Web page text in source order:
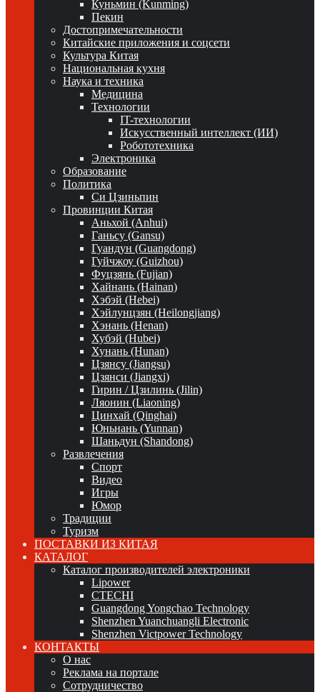
Куньмин (Kunming)
Пекин
Достопримечательности
Китайские приложения и соцсети
Культура Китая
Национальная кухня
Наука и техника
Медицина
Технологии
IT-технологии
Искусственный интеллект (ИИ)
Робототехника
Электроника
Образование
Политика
Си Цзиньпин
Провинции Китая
Аньхой (Anhui)
Ганьсу (Gansu)
Гуандун (Guangdong)
Гуйчжоу (Guizhou)
Фуцзянь (Fujian)
Хайнань (Hainan)
Хэбэй (Hebei)
Хэйлунцзян (Heilongjiang)
Хэнань (Henan)
Хубэй (Hubei)
Хунань (Hunan)
Цзянсу (Jiangsu)
Цзянси (Jiangxi)
Гирин / Цзилинь (Jilin)
Ляонин (Liaoning)
Цинхай (Qinghai)
Юньнань (Yunnan)
Шаньдун (Shandong)
Развлечения
Спорт
Видео
Игры
Юмор
Традиции
Туризм
ПОСТАВКИ ИЗ КИТАЯ
КАТАЛОГ
Каталог производителей электроники
Lipower
CTECHI
Guangdong Yongchao Technology
Shenzhen Yuanchuangli Electronic
Shenzhen Victpower Technology
КОНТАКТЫ
О нас
Реклама на портале
Сотрудничество